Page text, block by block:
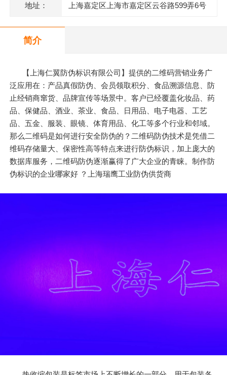
地址： 上海嘉定区上海市嘉定区云谷路599弄6号
简介
【上海仁翼防伪标识有限公司】提供的二维码营销业务广
泛应用在：产品真假防伪、会员领取积分、食品溯源信息、防
止经销商窜货、品牌宣传等场景中。客户已经覆盖化妆品、药
品、保健品、酒业、茶业、食品、日用品、电子电器、工艺
品、五金、服装、眼镜、体育用品、化工等多个行业和邻域。
那么二维码是如何进行安全防伪的？二维码防伪技术是凭借二
维码存储量大、保密性高等特点来进行防伪标识，加上庞大的
数据库服务，二维码防伪逐渐赢得了广大企业的青睐。制作防
伪标识的企业哪家好 ？上海瑞鹰工业防伪供货商